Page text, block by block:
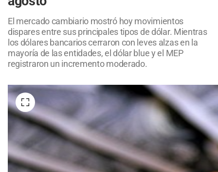
El mercado cambiario mostró hoy movimientos
dispares entre sus principales tipos de dólar. Mientras
los dólares bancarios cerraron con leves alzas en la
mayoría de las entidades, el dólar blue y el MEP
registraron un incremento moderado.